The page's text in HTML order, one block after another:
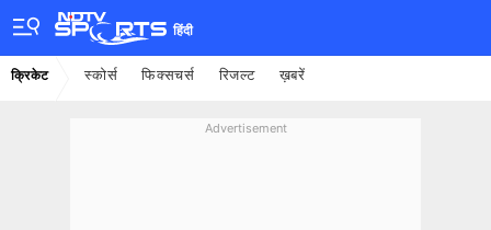
हिंदी
क्रिकेट स्कोर्स फिक्सचर्स रिजल्ट ख़बरें
Advertisement